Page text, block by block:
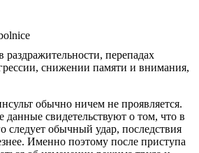
раздражительности, перепадах
снижении памяти и внимания,
обычно ничем не проявляется.
данные свидетельствуют о том, что в
следует обычный удар, последствия
Именно поэтому после приступа